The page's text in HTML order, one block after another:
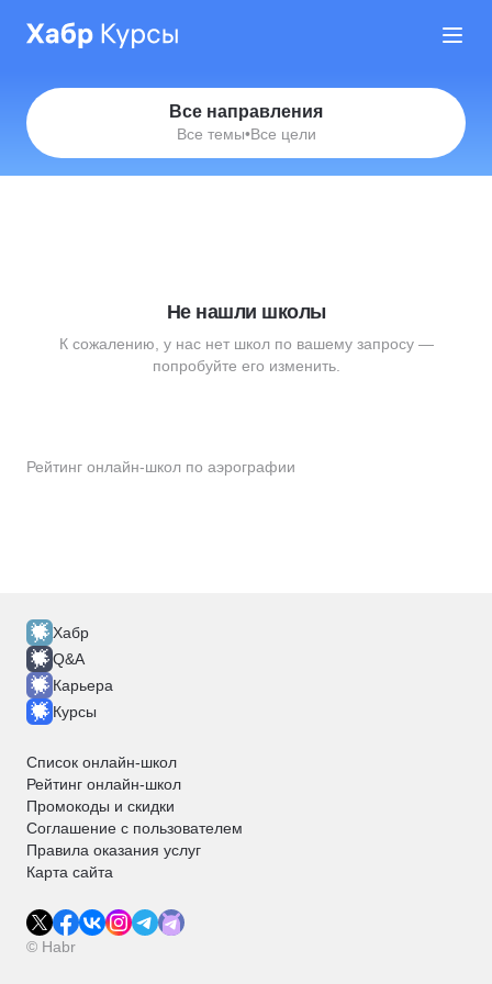
Все направления
Все темы•Все цели
Рейтинг онлайн-школ по аэрографии
Не нашли школы
К сожалению, у нас нет школ по вашему запросу —
попробуйте его изменить.
Хабр
Q&A
Карьера
Курсы
Список онлайн-школ
Рейтинг онлайн-школ
Промокоды и скидки
Соглашение с пользователем
Правила оказания услуг
Карта сайта
© Habr